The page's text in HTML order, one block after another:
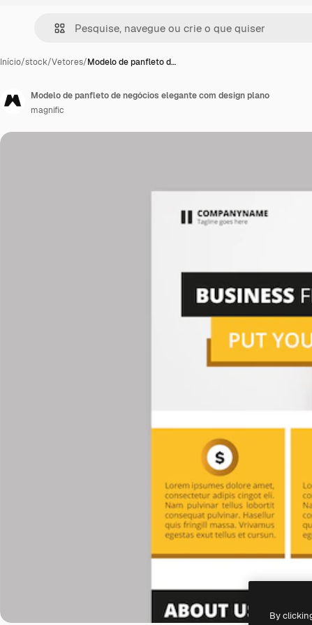
Início/stock/Vetores/Modelo de panfleto d…
Modelo de panfleto de negócios elegante com design plano
magnific
By